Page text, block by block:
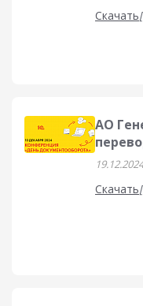
Скачать
АО
19.12.2024
Скачать